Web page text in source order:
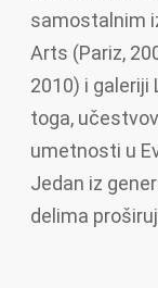
samostalnim
Arts (Pariz,
2010) i galeriji
toga,
umetnosti u
Jedan iz
delima